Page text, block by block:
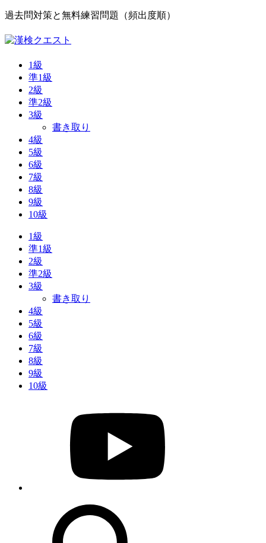
過去問対策と無料練習問題（頻出度順）
1級
準1級
2級
準2級
3級
書き取り
4級
5級
6級
7級
8級
9級
10級
1級
準1級
2級
準2級
3級
書き取り
4級
5級
6級
7級
8級
9級
10級